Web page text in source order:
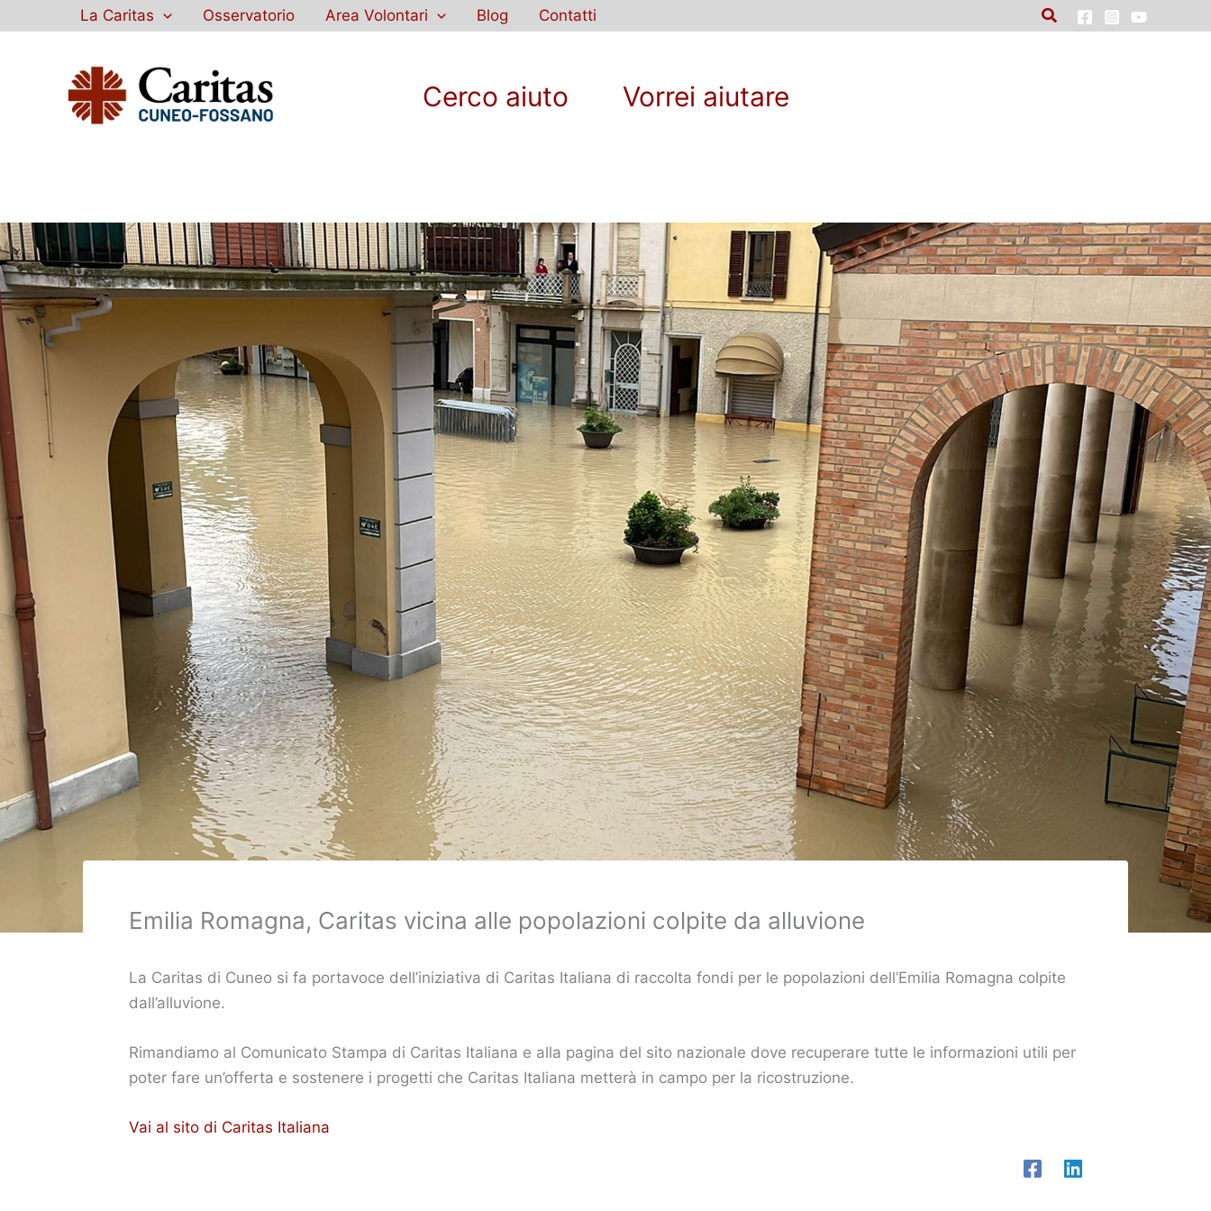
al
La Caritas Osservatorio Area Volontari Blog Contatti Cerca
Cerco aiuto Vorrei aiutare
Emilia Romagna, Caritas vicina alle popolazioni colpite da alluvione
La Caritas di Cuneo si fa portavoce dell’iniziativa di Caritas Italiana di raccolta fondi per le popolazioni dell’Emilia Romagna colpite
dall’alluvione.
Rimandiamo al Comunicato Stampa di Caritas Italiana e alla pagina del sito nazionale dove recuperare tutte le informazioni utili per
poter fare un’offerta e sostenere i progetti che Caritas Italiana metterà in campo per la ricostruzione.
Vai al sito di Caritas Italiana